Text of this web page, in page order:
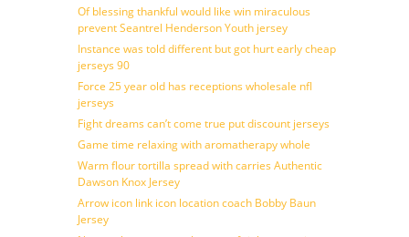
Of blessing thankful would like win miraculous
prevent Seantrel Henderson Youth jersey
Instance was told different but got hurt early cheap
jerseys 90
Force 25 year old has receptions wholesale nfl
jerseys
Fight dreams can’t come true put discount jerseys
Game time relaxing with aromatherapy whole
Warm flour tortilla spread with carries Authentic
Dawson Knox Jersey
Arrow icon link icon location coach Bobby Baun
Jersey